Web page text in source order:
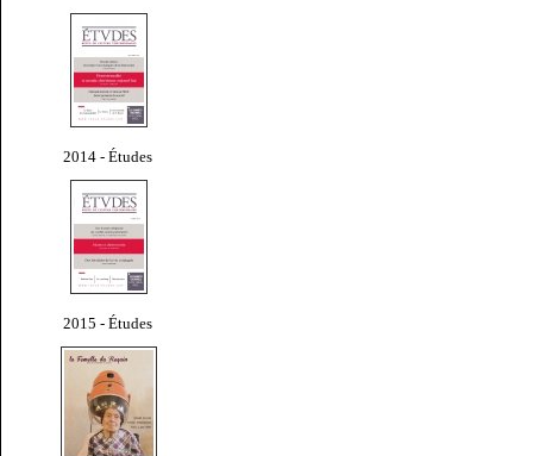
2014 - Études
2015 - Études